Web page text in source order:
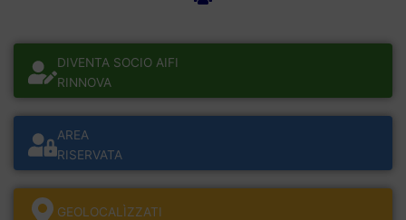
DIVENTA SOCIO AIFI
RINNOVA
AREA
RISERVATA
GEOLOCALÌZZATI